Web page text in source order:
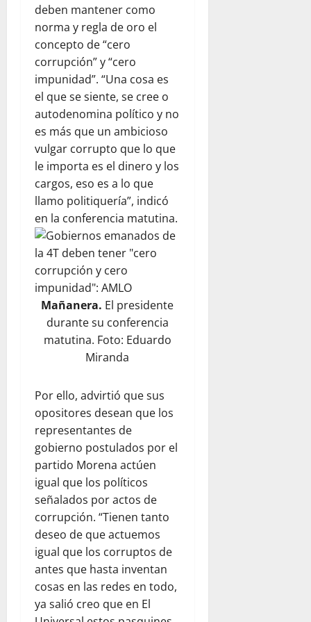
deben mantener como
norma y regla de oro el
concepto de “cero
corrupción” y “cero
impunidad”. “Una cosa es
el que se siente, se cree o
autodenomina político y no
es más que un ambicioso
vulgar corrupto que lo que
le importa es el dinero y los
cargos, eso es a lo que
llamo politiquería”, indicó
en la conferencia matutina.
Mañanera. El presidente
durante su conferencia
matutina. Foto: Eduardo
Miranda
Por ello, advirtió que sus
opositores desean que los
representantes de
gobierno postulados por el
partido Morena actúen
igual que los políticos
señalados por actos de
corrupción. “Tienen tanto
deseo de que actuemos
igual que los corruptos de
antes que hasta inventan
cosas en las redes en todo,
ya salió creo que en El